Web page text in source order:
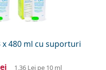
480 ml cu suporturi
1,36 Leipe 10 ml